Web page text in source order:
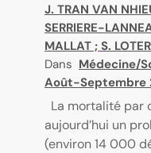
J. TRAN VAN
SERRIERE-
MALLAT ; S.
Dans Médecine/
Août-Septembre
La mortalité par
aujourd’hui un
(environ 14 000